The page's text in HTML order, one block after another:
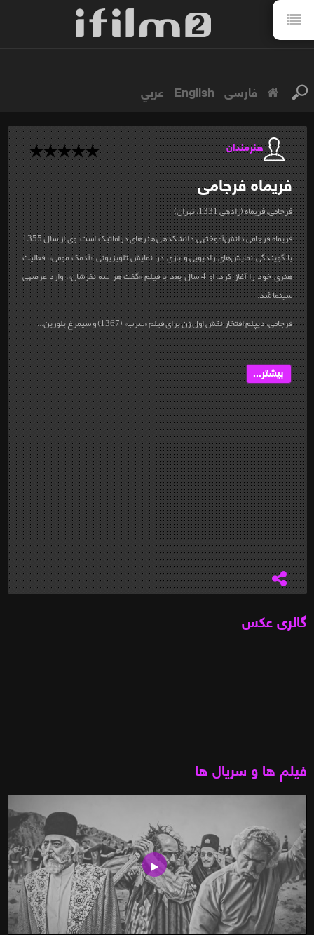
فارسی English عربي
هنرمندان
فریماهفرجامی
فرجامی، فریماه (زاده‎ی 1331، تهران)
فریماه فرجامی دانش‌آموخته‎ی دانشکده‎ی هنرهای دراماتیک است. وی از سال 1355
با گویندگی نمایش‌های رادیویی و بازی در نمایش تلویزیونی «آدمک مومی»، فعالیت
هنری خود را آغاز کرد. او 4 سال بعد با فیلم «گفت هر سه نفرشان»، وارد عرصه‎ی
سینما شد.
فرجامی، دیپلم افتخار نقش اول زن برای فیلم «سرب» (1367) و سیمرغ بلورین...
بیشتر...
گالری عکس
فیلم ها و سریال ها